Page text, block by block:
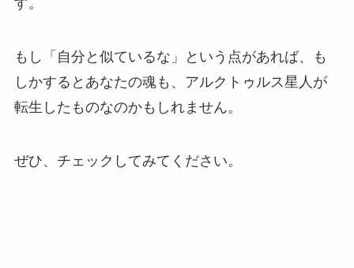
もし「自分と似ているな」という点があれば、も
しかするとあなたの魂も、アルクトゥルス星人が
転生したものなのかもしれません。
ぜひ、チェックしてみてください。